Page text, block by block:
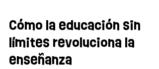
Cómo la educación sin
límites revoluciona la
enseñanza